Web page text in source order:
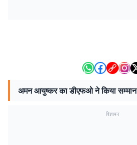
अमन आयुष्कर का डीएफओ ने किया सम्मान
विज्ञापन